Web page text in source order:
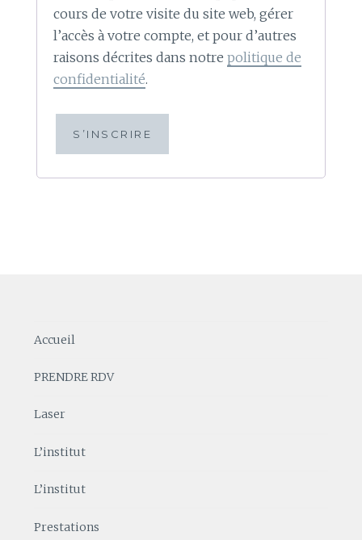
cours de votre visite du site web, gérer
l’accès à votre compte, et pour d’autres
raisons décrites dans notrepolitique de
confidentialité.
S’INSCRIRE
Accueil
PRENDRE RDV
Laser
L’institut
L’institut
Prestations